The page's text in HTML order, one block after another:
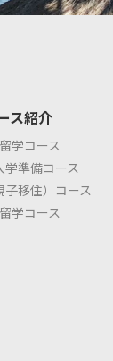
ス紹介
学コース
学準備コース
子移住）コース
学コース